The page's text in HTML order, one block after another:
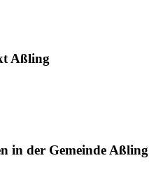
Aßling
in der Gemeinde Aßling